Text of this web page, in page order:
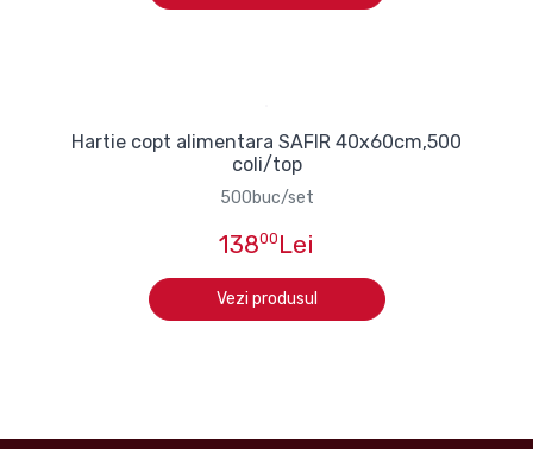
Hartie copt alimentara SAFIR 40x60cm,500
coli/top
500buc/set
13800 Lei
Vezi produsul